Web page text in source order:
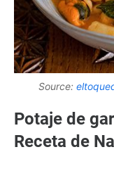
Source:
Potaje de
Receta de